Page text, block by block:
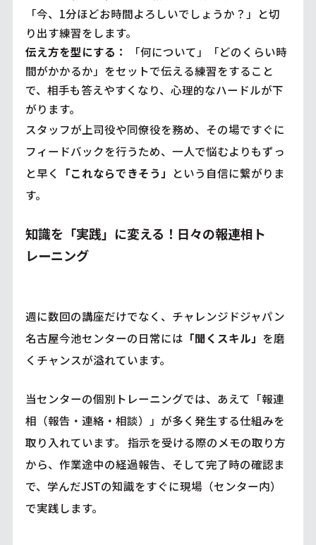
「今、1分ほどお時間よろしいでしょうか？」と切
り出す練習をします。
伝え方を型にする：
「何について」「どのくらい時
間がかかるか」をセットで伝える練習をすること
で、相手も答えやすくなり、心理的なハードルが下
がります。
スタッフが上司役や同僚役を務め、その場ですぐに
フィードバックを行うため、一人で悩むよりもずっ
と早く
「これならできそう」 という自信に繋がりま
す。
知識を「実践」に変える！日々の報連相ト
レーニング
週に数回の講座だけでなく、チャレンジドジャパン
名古屋今池センターの日常には 「聞くスキル」 を磨
くチャンスが溢れています。
当センターの個別トレーニングでは、あえて「報連
相（報告・連絡・相談）」が多く発生する仕組みを
取り入れています。 指示を受ける際のメモの取り方
から、作業途中の経過報告、そして完了時の確認ま
で、学んだJSTの知識をすぐに現場（センター内）
で実践します。